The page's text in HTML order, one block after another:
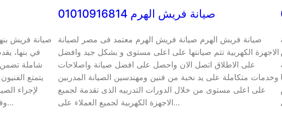
صيانة فريش
في بنها،
شاملة تضمن
يتمتع
لإجراء
وفاعلية. سواء كانت هناك مشكلة في الثلاجة، غسالة…
صيانة فريش الهرم 01010916814
صيانة فريش الهرم صيانة فريش الهرم معتمد فى مصر لصيانة
الاجهزة الكهربية تتم صيانتها على اعلى مستوى و بشكل جيد وافضل
على الاطلاق اتصل الان واحصل على افضل صيانة واصلاحات
وخدمات متكاملة على يد نخبة من فنين ومهندسين الصيانة المدربين
على اعلى مستوى من خلال الدورات التدربيه الذى تقدمة لجميع
الاجهزة الكهربية لجميع العملاء على…